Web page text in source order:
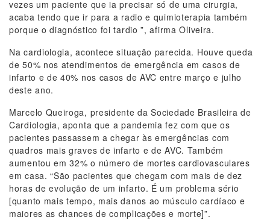
vezes um paciente que ia precisar só de uma cirurgia,
acaba tendo que ir para a radio e quimioterapia também
porque o diagnóstico foi tardio ”, afirma Oliveira.
Na cardiologia, acontece situação parecida. Houve queda
de 50% nos atendimentos de emergência em casos de
infarto e de 40% nos casos de AVC entre março e julho
deste ano.
Marcelo Queiroga, presidente da Sociedade Brasileira de
Cardiologia, aponta que a pandemia fez com que os
pacientes passassem a chegar às emergências com
quadros mais graves de infarto e de AVC. Também
aumentou em 32% o número de mortes cardiovasculares
em casa. “São pacientes que chegam com mais de dez
horas de evolução de um infarto. É um problema sério
[quanto mais tempo, mais danos ao músculo cardíaco e
maiores as chances de complicações e morte]”.